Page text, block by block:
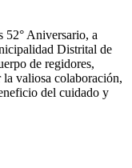
52° Aniversario, a
Distrital de
de regidores,
valiosa colaboración,
del cuidado y